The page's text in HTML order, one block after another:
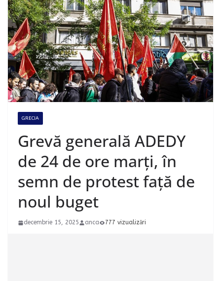
GRECIA
Grevă generală ADEDY
de 24 de ore marți, în
semn de protest față de
noul buget
decembrie 15, 2025 anca 777 vizualizări